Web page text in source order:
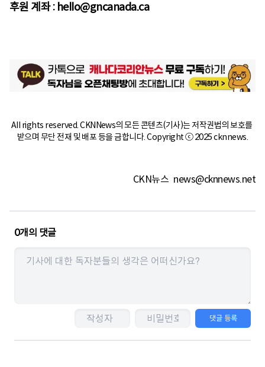
후원 계좌 : hello@gncanada.ca
All rights reserved. CKNNews의 모든 콘텐츠(기사)는 저작권법의 보호를
받으며 무단 전재 및 배포 등을 금합니다. Copyright ⓒ 2025 cknnews.
CKN뉴스 news@cknnews.net
0개의 댓글
댓글 등록